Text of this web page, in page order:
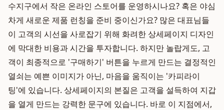
수지구에서 작은 온라인 스토어를 운영하시나요? 혹은 야심
차게 새로운 제품 런칭을 준비 중이신가요? 많은 대표님들
이 고객의 시선을 사로잡기 위해 화려한 상세페이지 디자인
에 막대한 비용과 시간을 투자합니다. 하지만 놀랍게도, 고
객이 최종적으로 '구매하기' 버튼을 누르게 만드는 결정적인
열쇠는 예쁜 이미지가 아닌, 마음을 움직이는 '카피라이
팅'에 있습니다. 상세페이지의 본질은 고객을 설득하여 지갑
을 열게 만드는 강력한 문구에 있습니다. 바로 이 지점에서,